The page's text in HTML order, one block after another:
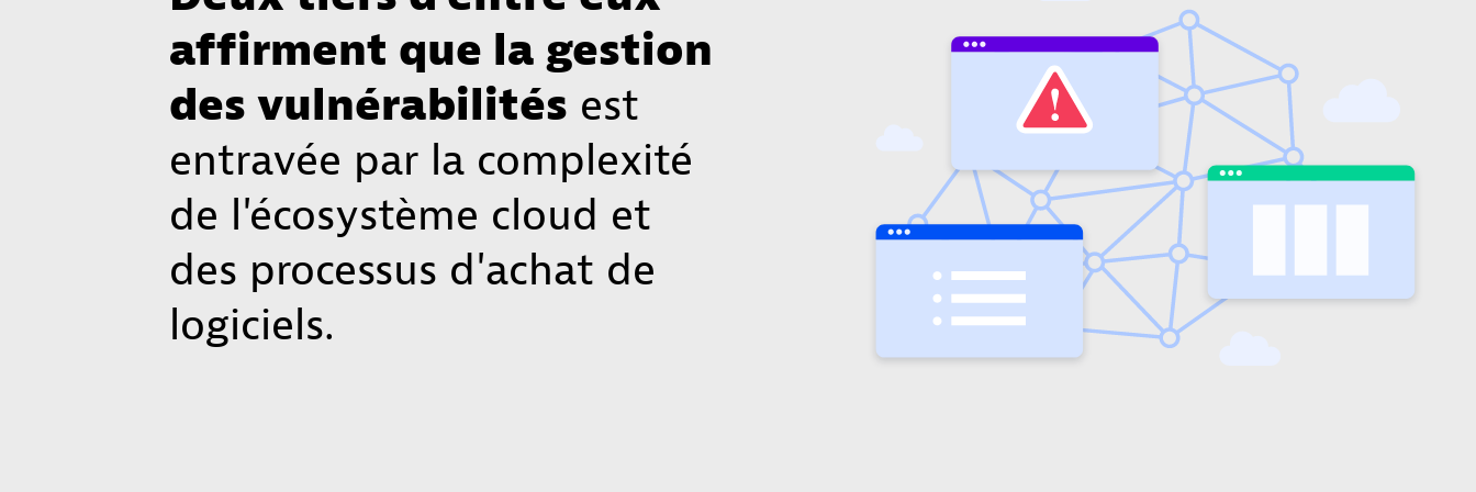
affirment que la gestion
des vulnérabilités est
entravée par la complexité
de l'écosystème cloud et
des processus d'achat de
logiciels.